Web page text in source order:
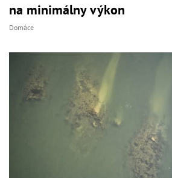
na minimálny výkon
Domáce